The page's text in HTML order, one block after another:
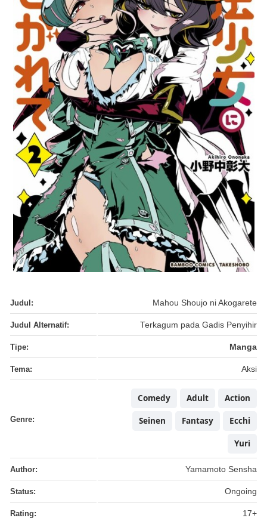
Judul: Mahou Shoujo ni Akogarete
Judul Alternatif: Terkagum pada Gadis Penyihir
Tipe: Manga
Tema: Aksi
Genre:
Action
Adult
Comedy
Ecchi
Fantasy
Seinen
Yuri
Author: Yamamoto Sensha
Status: Ongoing
Rating: 17+